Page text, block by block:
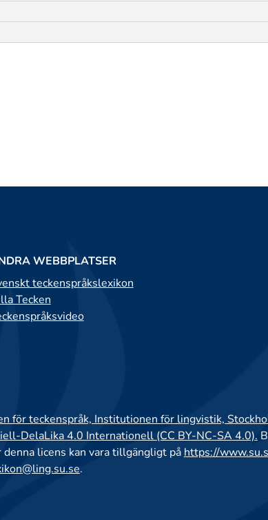
WEBBPLATSER
teckenspråkslexikon
Tecken
för teckenspråk, Institutionen för lingvistik,
DelaLika 4.0 Internationell (CC BY-NC-SA 4.0).
licens kan vara tillgängligt på https://
.